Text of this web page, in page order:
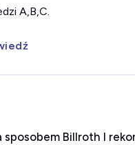
A,B,C.
sposobem Billroth I